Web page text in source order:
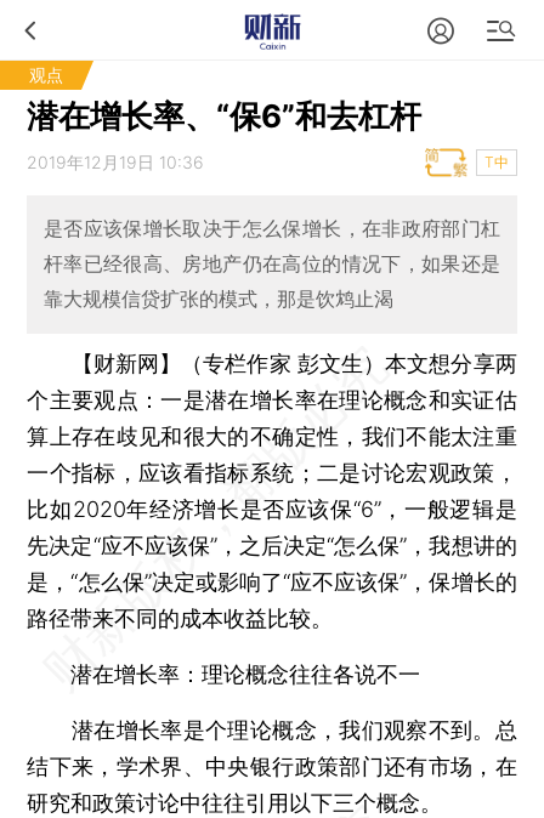
观点
潜在增长率、“保6”和去杠杆
2019年12月19日 10:36 T中
是否应该保增长取决于怎么保增长，在非政府部门杠
杆率已经很高、房地产仍在高位的情况下，如果还是
靠大规模信贷扩张的模式，那是饮鸩止渴
【财新网】（专栏作家 彭文生）本文想分享两
个主要观点：一是潜在增长率在理论概念和实证估
算上存在歧见和很大的不确定性，我们不能太注重
一个指标，应该看指标系统；二是讨论宏观政策，
比如2020年经济增长是否应该保“6”，一般逻辑是
先决定“应不应该保”，之后决定“怎么保”，我想讲的
是，“怎么保”决定或影响了“应不应该保”，保增长的
路径带来不同的成本收益比较。
潜在增长率：理论概念往往各说不一
潜在增长率是个理论概念，我们观察不到。总
结下来，学术界、中央银行政策部门还有市场，在
研究和政策讨论中往往引用以下三个概念。